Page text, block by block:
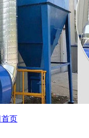
首页